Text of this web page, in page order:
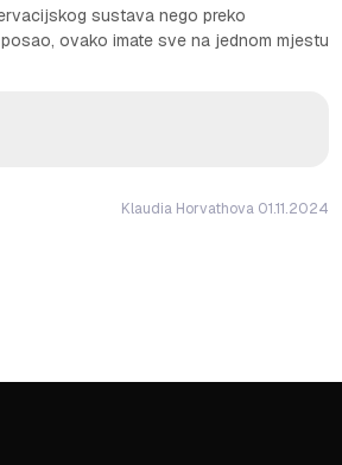
sustava nego preko
ovako imate sve na jednom mjestu
Klaudia Horvathova 01.11.2024